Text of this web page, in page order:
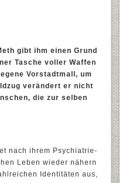
gibt ihm einen Grund
Tasche voller Waffen
Vorstadtmall, um
verändert er nicht
die zur selben
nach ihrem Psychiatrie-
Leben wieder nähern
Identitäten aus,